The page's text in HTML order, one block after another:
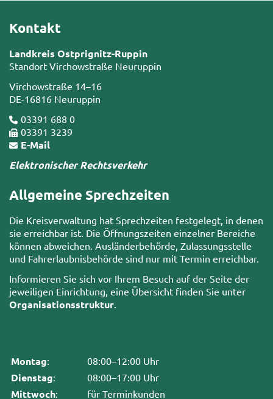
Kontakt
Landkreis Ostprignitz-Ruppin
Standort Virchowstraße Neuruppin
Virchowstraße 14–16
DE-16816 Neuruppin
03391 688 0
03391 3239
E-Mail
Elektronischer Rechtsverkehr
Allgemeine Sprechzeiten
Die Kreisverwaltung hat Sprechzeiten festgelegt, in denen
sie erreichbar ist. Die Öffnungszeiten einzelner Bereiche
können abweichen. Ausländerbehörde, Zulassungsstelle
und Fahrerlaubnisbehörde sind nur mit Termin erreichbar.
Informieren Sie sich vor Ihrem Besuch auf der Seite der
jeweiligen Einrichtung, eine Übersicht finden Sie unter
Organisationsstruktur
Montag: 08:00–12:00 Uhr
Dienstag: 08:00–17:00 Uhr
Mittwoch: für Terminkunden